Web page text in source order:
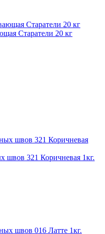
Старатели 20 кг
швов 321 Коричневая 1кг.